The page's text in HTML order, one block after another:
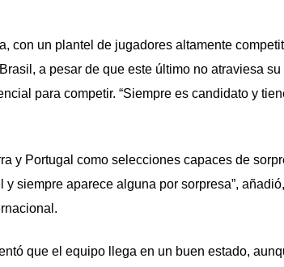
con un plantel de jugadores altamente
a pesar de que este último no atraviesa su
para competir. “Siempre es candidato y
y Portugal como selecciones capaces de
siempre aparece alguna por sorpresa”,
que el equipo llega en un buen estado,